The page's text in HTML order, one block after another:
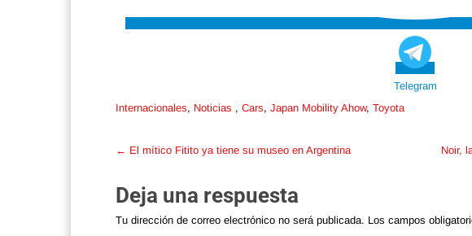
Telegram
Internacionales, Noticias , Cars, Japan Mobility Ahow, Toyota
Post
← El mítico Fitito ya tiene su museo en Argentina Noir,
Deja una respuesta
Tu dirección de correo electrónico no será publicada. Los campos